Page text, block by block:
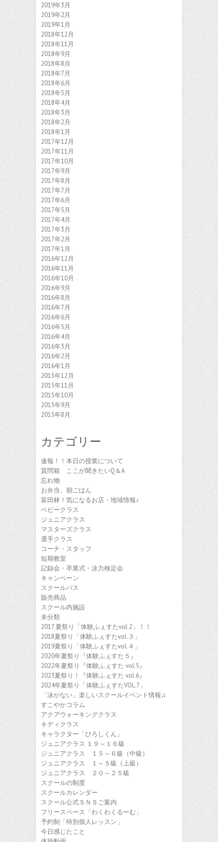
2019年3月
2019年2月
2019年1月
2018年12月
2018年11月
2018年9月
2018年8月
2018年7月
2018年6月
2018年5月
2018年4月
2018年3月
2018年2月
2018年1月
2017年12月
2017年11月
2017年10月
2017年9月
2017年8月
2017年7月
2017年6月
2017年5月
2017年4月
2017年3月
2017年2月
2017年1月
2016年12月
2016年11月
2016年10月
2016年9月
2016年8月
2016年7月
2016年6月
2016年5月
2016年4月
2016年3月
2016年2月
2016年1月
2015年12月
2015年11月
2015年10月
2015年9月
2015年8月
カテゴリー
速報！！本日の授業について
質問箱 ここが聞きたいQ＆A
忘れ物
お弁当、朝ごはん
富田林！気になるお店・地域情報♪
ベビークラス
ジュニアクラス
マスターズクラス
選手クラス
コーチ・スタッフ
短期教室
記録会・卒業式・泳力検定会
キャンペーン
スクールバス
販売商品
スクール内施設
未分類
2017 夏祭り「体験ふぇすたvol.2」！！
2018夏祭り「体験ふぇすたvol.３」
2019夏祭り「体験ふぇすたvol.４」
2020年夏祭り『体験ふぇすた５』
2022年夏祭り『体験ふぇすた vol.5』
2023夏祭り！『体験ふぇすた vol.6』
2024年夏祭り「体験ふぇすたVOL.7」
「泳がない」楽しいスクールイベント情報♫
すこやかコラム
アクアウォーキングクラス
キディクラス
キャラクター「ひろしくん」
ジュニアクラス １９～１６級
ジュニアクラス １５～６級（中級）
ジュニアクラス １～５級（上級）
ジュニアクラス ２０～２５級
スクールの制度
スクールカレンダー
スクール公式ＳＮＳご案内
フリースペース「わくわくるーむ」
予約制「特別個人レッスン」
今日感じたこと